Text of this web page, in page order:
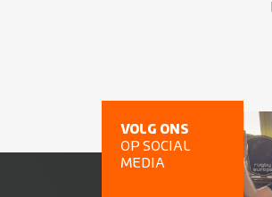
VOLG ONS
OP SOCIAL
MEDIA